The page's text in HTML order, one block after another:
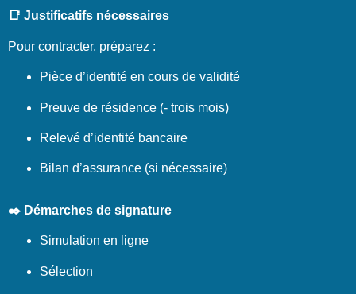
📑 Justificatifs nécessaires
Pour contracter, préparez :
Pièce d’identité en cours de validité
Preuve de résidence (- trois mois)
Relevé d’identité bancaire
Bilan d’assurance (si nécessaire)
✒️ Démarches de signature
Simulation en ligne
Sélection